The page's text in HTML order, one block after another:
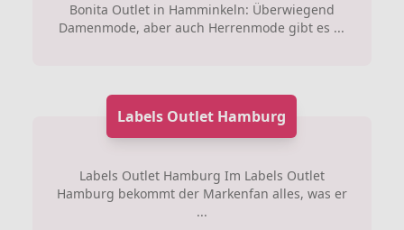
Bonita Outlet in Hamminkeln: Überwiegend
Damenmode, aber auch Herrenmode gibt es ...
Labels Outlet Hamburg
Labels Outlet Hamburg Im Labels Outlet
Hamburg bekommt der Markenfan alles, was er
...